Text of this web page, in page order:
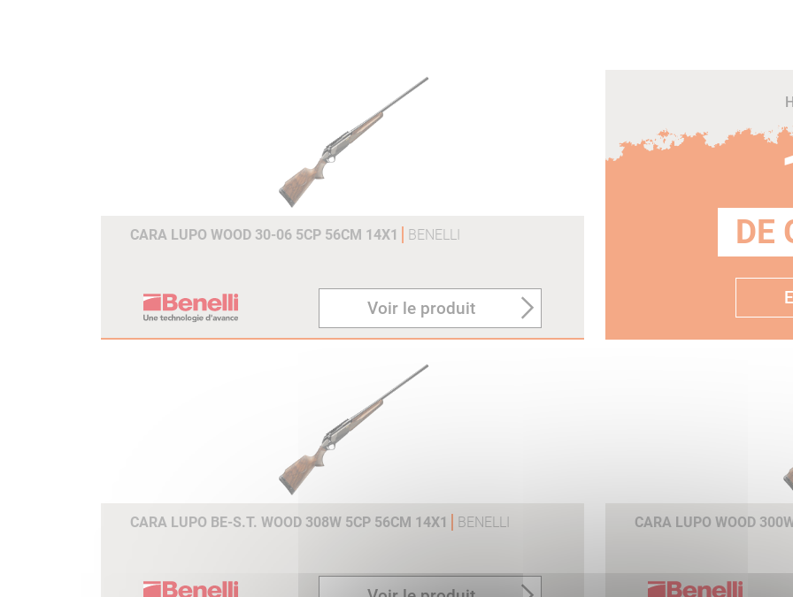
La combinaison mécanique
parfaite d’un boitier de culasse
en acier rigide traité
thermiquement et d’une
culasse flutée traitée BE.S.T.,
et rend l’armement fluide et
une sensation de fluidité
absolue.
CANON FLOTTANT CRIO ET
améliore encore la précision
PROGRESSIVE COMFORT
Pas une simple plaque de
couche spécifique mais un
véritable système de réduction
la seconde cible plus rapide.
CARA LUPO WOOD 30-06 5CP 56CM 14X1 BENELLI
Voir le produit
DE
CARA LUPO BE-S.T. WOOD 308W 5CP 56CM 14X1 BENELLI CARA LUPO WOOD